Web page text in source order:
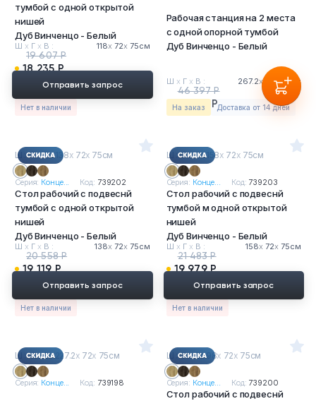
тумбой с одной открытой
нишей
Дуб Винченцо - Белый
Ш х Г х В : 118х72х75см
18 235 Р
19 607 Р
Нет в наличии
Отправить запрос
Рабочая станция на 2 места
с одной опорной тумбой
Дуб Винченцо - Белый
Ш х Г х В : 267.2х72х75см
43 149 Р
46 397 Р
На заказ Доставка от 14 дней
Ш хГхВ : 138х 72х 75см
Серия: Конце... Код: 739202
Стол рабочий с подвеснй
тумбой с одной открытой
нишей
Дуб Винченцо - Белый
Ш х Г х В : 138х72х75см
19 119 Р
20 558 Р
Нет в наличии
Отправить запрос
Ш хГхВ : 158х 72х 75см
Серия: Конце... Код: 739203
Стол рабочий с подвеснй
тумбой м одной открытой
нишей
Дуб Винченцо - Белый
Ш х Г х В : 158х 72х 75см
19 979 Р
21 483 Р
Нет в наличии
Отправить запрос
Ш хГхВ : 227.2х 72х 75см
Серия: Конце... Код: 739198
Ш хГхВ : 98х 72х 75см
Серия: Конце... Код: 739200
Стол рабочий с подвеснй